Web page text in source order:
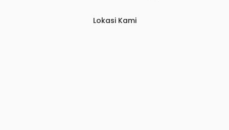
Lokasi Kami